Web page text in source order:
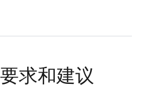
求和建议